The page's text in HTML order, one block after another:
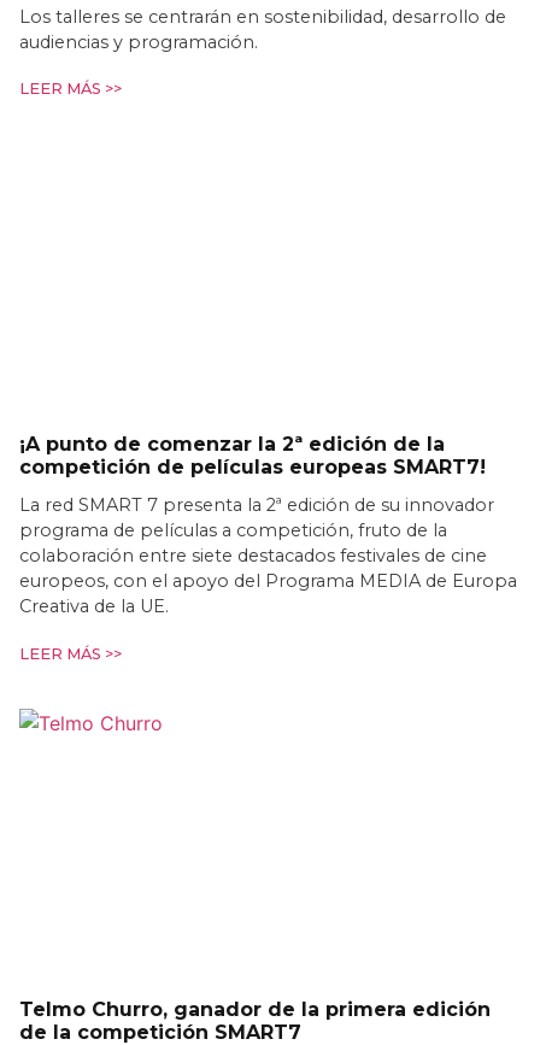
Los talleres se centrarán en sostenibilidad, desarrollo de
audiencias y programación.
LEER MÁS >>
¡A punto de comenzar la 2ª edición de la
competición de películas europeas SMART7!
La red SMART 7 presenta la 2ª edición de su innovador
programa de películas a competición, fruto de la
colaboración entre siete destacados festivales de cine
europeos, con el apoyo del Programa MEDIA de Europa
Creativa de la UE.
LEER MÁS >>
Telmo Churro, ganador de la primera edición
de la competición SMART7